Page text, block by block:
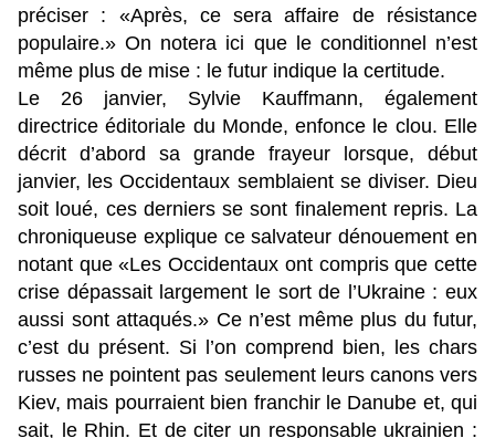
préciser : «Après, ce sera affaire de résistance
populaire.» On notera ici que le conditionnel n’est
même plus de mise : le futur indique la certitude.
Le 26 janvier, Sylvie Kauffmann, également
directrice éditoriale du Monde, enfonce le clou. Elle
décrit d’abord sa grande frayeur lorsque, début
janvier, les Occidentaux semblaient se diviser. Dieu
soit loué, ces derniers se sont finalement repris. La
chroniqueuse explique ce salvateur dénouement en
notant que «Les Occidentaux ont compris que cette
crise dépassait largement le sort de l’Ukraine : eux
aussi sont attaqués.» Ce n’est même plus du futur,
c’est du présent. Si l’on comprend bien, les chars
russes ne pointent pas seulement leurs canons vers
Kiev, mais pourraient bien franchir le Danube et, qui
sait, le Rhin. Et de citer un responsable ukrainien :